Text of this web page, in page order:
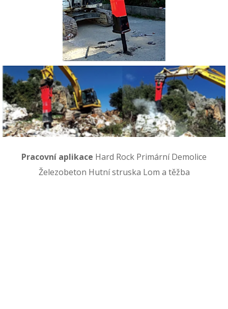
Pracovní aplikace Hard Rock Primární Demolice
Železobeton Hutní struska Lom a těžba